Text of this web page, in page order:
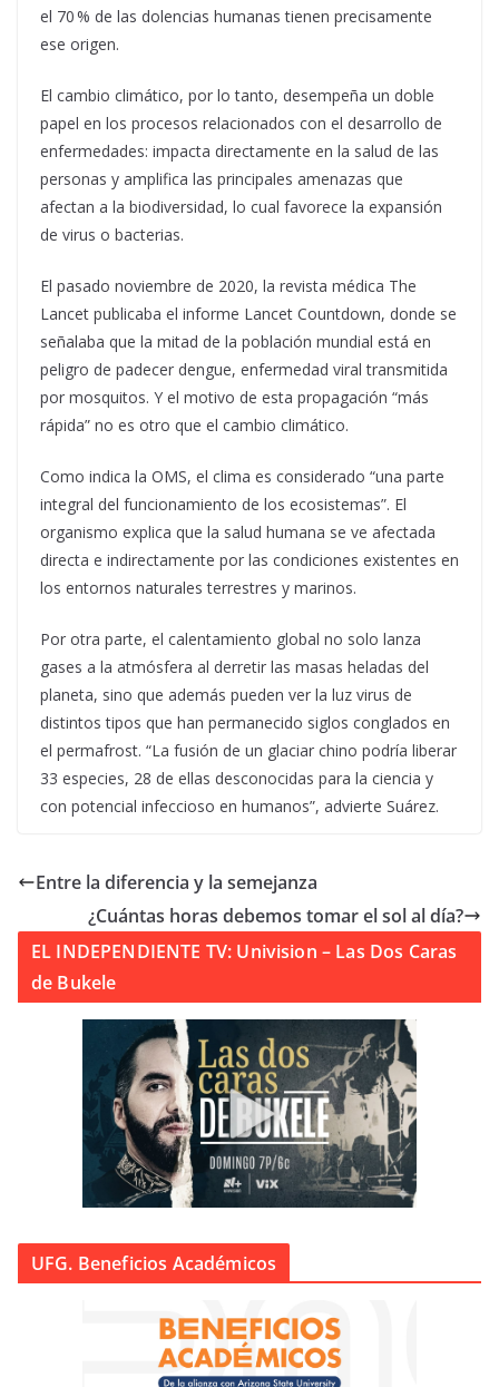
el 70 % de las dolencias humanas tienen precisamente
ese origen.
El cambio climático, por lo tanto, desempeña un doble
papel en los procesos relacionados con el desarrollo de
enfermedades: impacta directamente en la salud de las
personas y amplifica las principales amenazas que
afectan a la biodiversidad, lo cual favorece la expansión
de virus o bacterias.
El pasado noviembre de 2020, la revista médica The
Lancet publicaba el informe Lancet Countdown, donde se
señalaba que la mitad de la población mundial está en
peligro de padecer dengue, enfermedad viral transmitida
por mosquitos. Y el motivo de esta propagación “más
rápida” no es otro que el cambio climático.
Como indica la OMS, el clima es considerado “una parte
integral del funcionamiento de los ecosistemas”. El
organismo explica que la salud humana se ve afectada
directa e indirectamente por las condiciones existentes en
los entornos naturales terrestres y marinos.
Por otra parte, el calentamiento global no solo lanza
gases a la atmósfera al derretir las masas heladas del
planeta, sino que además pueden ver la luz virus de
distintos tipos que han permanecido siglos conglados en
el permafrost. “La fusión de un glaciar chino podría liberar
33 especies, 28 de ellas desconocidas para la ciencia y
con potencial infeccioso en humanos”, advierte Suárez.
Entre la diferencia y la semejanza
¿Cuántas horas debemos tomar el sol al día?
EL INDEPENDIENTE TV: Univision – Las Dos Caras
de Bukele
UFG. Beneficios Académicos